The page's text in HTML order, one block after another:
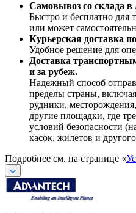
Самовывоз со склада
Быстро и бесплатно для
или может
Курьерская доставка
Удобное решение для
Доставка
и за рубеж.
Надежный способ
пределы страны,
рудники,
другие площадки, где
условий безопасности
касок, жилетов и
Подробнее см. на странице «